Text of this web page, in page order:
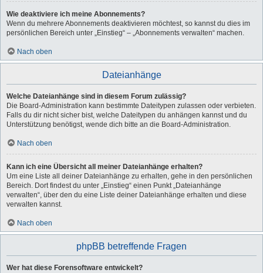
Wie deaktiviere ich meine Abonnements?
Wenn du mehrere Abonnements deaktivieren möchtest, so kannst du dies im
persönlichen Bereich unter „Einstieg“ – „Abonnements verwalten“ machen.
Nach oben
Dateianhänge
Welche Dateianhänge sind in diesem Forum zulässig?
Die Board-Administration kann bestimmte Dateitypen zulassen oder verbieten.
Falls du dir nicht sicher bist, welche Dateitypen du anhängen kannst und du
Unterstützung benötigst, wende dich bitte an die Board-Administration.
Nach oben
Kann ich eine Übersicht all meiner Dateianhänge erhalten?
Um eine Liste all deiner Dateianhänge zu erhalten, gehe in den persönlichen
Bereich. Dort findest du unter „Einstieg“ einen Punkt „Dateianhänge
verwalten“, über den du eine Liste deiner Dateianhänge erhalten und diese
verwalten kannst.
Nach oben
phpBB betreffende Fragen
Wer hat diese Forensoftware entwickelt?